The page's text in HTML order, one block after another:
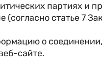
партиях и
статье 7
о
сайте.